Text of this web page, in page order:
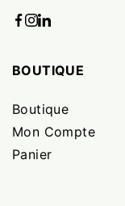
BOUTIQUE
Boutique
Mon Compte
Panier